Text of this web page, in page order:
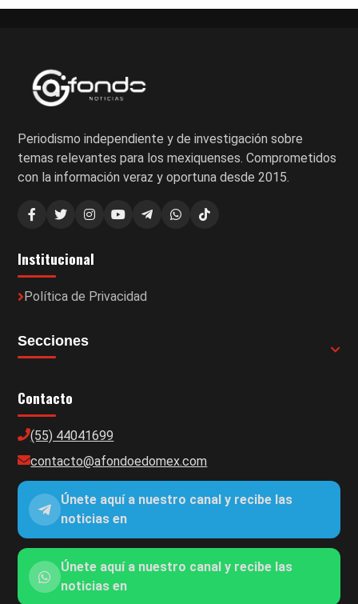
entradas
Periodismo independiente y de investigación sobre
temas relevantes para los mexiquenses. Comprometidos
con la información veraz y oportuna desde 2015.
Institucional
Política de Privacidad
Secciones
Contacto
(55) 44041699
contacto@afondoedomex.com
Únete aquí a nuestro canal y recibe las
noticias en
Únete aquí a nuestro canal y recibe las
noticias en